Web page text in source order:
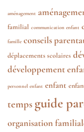
aménagement
familial communication enfant
famille conseils
déplacements scolaires
développement
personnel enfant enfant
temps guide
organisation